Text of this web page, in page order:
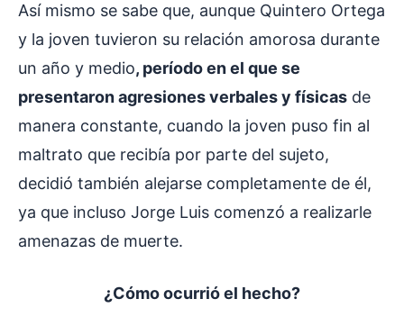
Así mismo se sabe que, aunque Quintero Ortega
y la joven tuvieron su relación amorosa durante
un año y medio, período en el que se
presentaron agresiones verbales y físicas de
manera constante, cuando la joven puso fin al
maltrato que recibía por parte del sujeto,
decidió también alejarse completamente de él,
ya que incluso Jorge Luis comenzó a realizarle
amenazas de muerte.
¿Cómo ocurrió el hecho?